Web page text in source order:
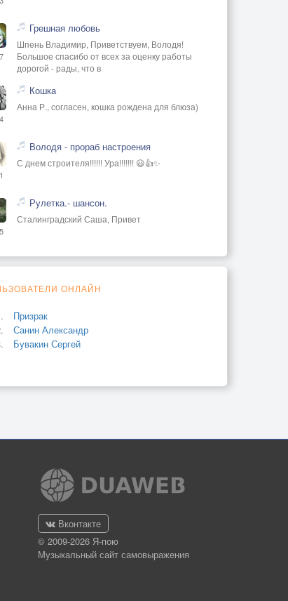
Грешная любовь
Шпень Владимир, Приветствуем, Володя!
Большое спасибо от всех за оценку работы
дорогой - рады, что в
Кошка
Анна Р., согласен, кошка рождена для блюза)
Володя - прораб настроения
С днем строителя!!!!!! Ура!!!!!!! 😃👍✨
Рулетка.- шансон.
Сталинградский Саша, Привет
ОНЛАЙН
Призрак
Санин Александр
Бувакин Сергей
Вконтакте
© 2009-2026 Я-пою
Музыкальный сайт самовыражения